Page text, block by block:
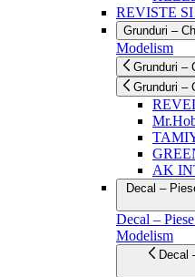
REVISTE
Grunduri –
Modelism
Grunduri –
Grunduri –
AK
Decal –
Decal –
Modelism
Decal – Piese Foto-Gravate și Zimmerit